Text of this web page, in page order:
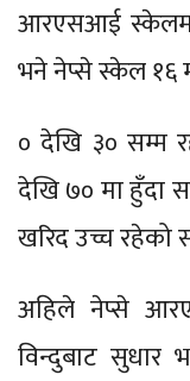
आरएसआई
भने नेप्से स्केल १६
० देखि ३० सम्म
देखि ७० मा हुँदा
खरिद उच्च रहेको
अहिले नेप्से
विन्दुबाट